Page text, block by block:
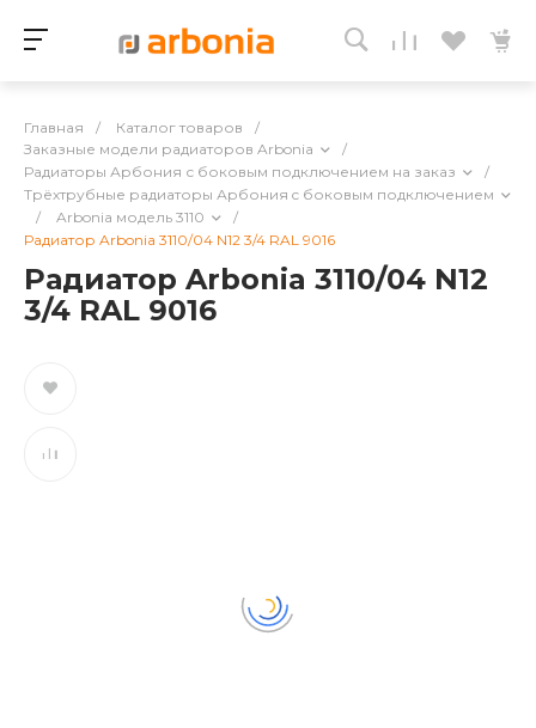
Главная / Каталог товаров
/
Заказные модели радиаторов Arbonia
/
Радиаторы Арбония с боковым подключением на заказ
/
Трёхтрубные радиаторы Арбония c боковым подключением
/
Arbonia модель 3110
/
Радиатор Arbonia 3110/04 N12 3/4 RAL 9016
Радиатор Arbonia 3110/04 N12
3/4 RAL 9016